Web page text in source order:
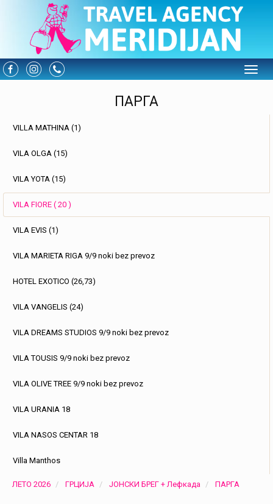
ПАРГА
VILLA MATHINA (1)
VILA OLGA (15)
VILA YOTA (15)
VILA FIORE ( 20 )
VILA EVIS (1)
VILA MARIETA RIGA 9/9 noki bez prevoz
HOTEL EXOTICO (26,73)
VILA VANGELIS (24)
VILA DREAMS STUDIOS 9/9 noki bez prevoz
VILA TOUSIS 9/9 noki bez prevoz
VILA OLIVE TREE 9/9 noki bez prevoz
VILA URANIA 18
VILA NASOS CENTAR 18
Villa Manthos
ЛЕТО 2026 ГРЦИЈА ЈОНСКИ БРЕГ + Лефкада ПАРГА